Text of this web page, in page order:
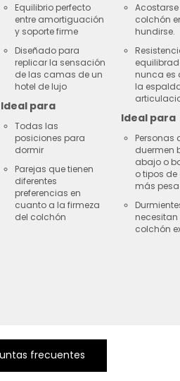
Equilibrio perfecto
entre amortiguación
y soporte firme
Diseñado para
replicar la sensación
de las camas de un
hotel de lujo
Ideal para
Todas las
posiciones para
dormir
Parejas que tienen
diferentes
preferencias en
cuanto a la firmeza
del colchón
colchón
hundirse.
nunca es
la
Ideal para
Personas
duermen
abajo o
o tipos
más
necesitan
colchón
frecuentes